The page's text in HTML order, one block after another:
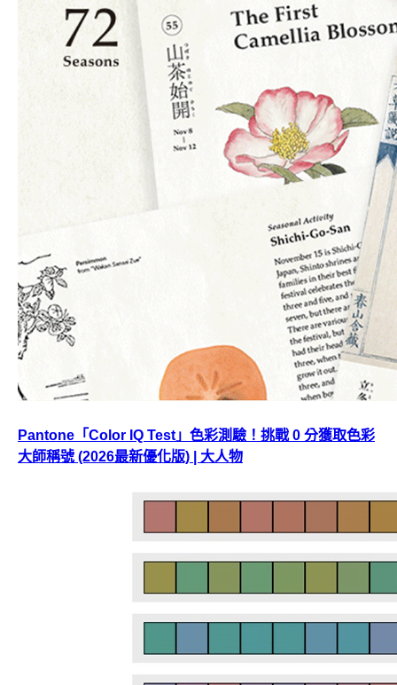
Pantone「Color IQ Test」色彩測驗！挑戰 0 分獲取色彩
大師稱號 (2026最新優化版) | 大人物